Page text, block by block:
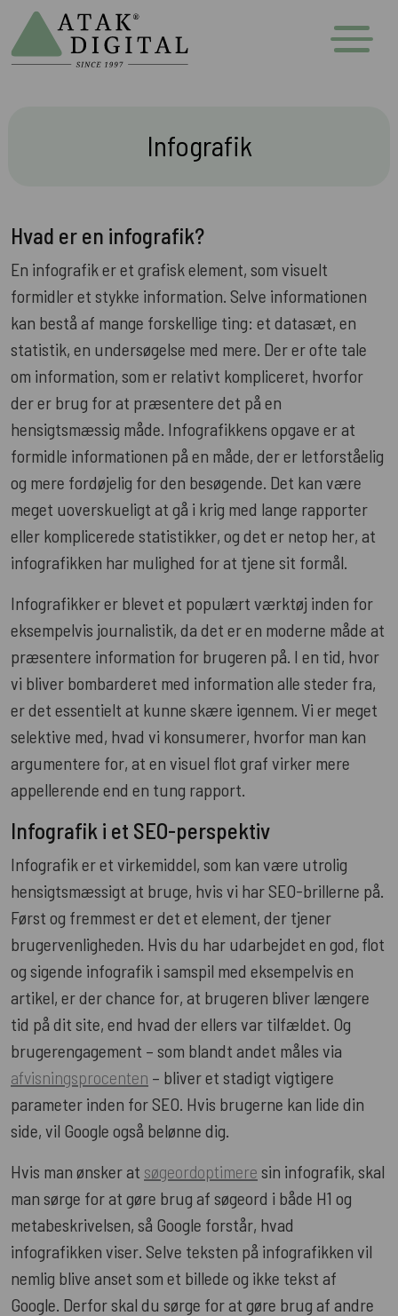
Infografik
Hvad er en infografik?
En infografik er et grafisk element, som visuelt
formidler et stykke information. Selve informationen
kan bestå af mange forskellige ting: et datasæt, en
statistik, en undersøgelse med mere. Der er ofte tale
om information, som er relativt kompliceret, hvorfor
der er brug for at præsentere det på en
hensigtsmæssig måde. Infografikkens opgave er at
formidle informationen på en måde, der er letforståelig
og mere fordøjelig for den besøgende. Det kan være
meget uoverskueligt at gå i krig med lange rapporter
eller komplicerede statistikker, og det er netop her, at
infografikken har mulighed for at tjene sit formål.
Infografikker er blevet et populært værktøj inden for
eksempelvis journalistik, da det er en moderne måde at
præsentere information for brugeren på. I en tid, hvor
vi bliver bombarderet med information alle steder fra,
er det essentielt at kunne skære igennem. Vi er meget
selektive med, hvad vi konsumerer, hvorfor man kan
argumentere for, at en visuel flot graf virker mere
appellerende end en tung rapport.
Infografik i et SEO-perspektiv
Infografik er et virkemiddel, som kan være utrolig
hensigtsmæssigt at bruge, hvis vi har SEO-brillerne på.
Først og fremmest er det et element, der tjener
brugervenligheden. Hvis du har udarbejdet en god, flot
og sigende infografik i samspil med eksempelvis en
artikel, er der chance for, at brugeren bliver længere
tid på dit site, end hvad der ellers var tilfældet. Og
brugerengagement – som blandt andet måles via
afvisningsprocenten – bliver et stadigt vigtigere
parameter inden for SEO. Hvis brugerne kan lide din
side, vil Google også belønne dig.
Hvis man ønsker at søgeordoptimere sin infografik, skal
man sørge for at gøre brug af søgeord i både H1 og
metabeskrivelsen, så Google forstår, hvad
infografikken viser. Selve teksten på infografikken vil
nemlig blive anset som et billede og ikke tekst af
Google. Derfor skal du sørge for at gøre brug af andre